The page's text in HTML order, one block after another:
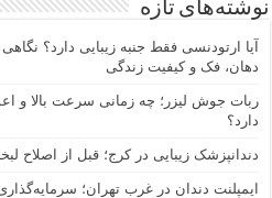
نوشته‌های تازه
آیا ارتودنسی فقط جنبه زیبایی دارد؟
دهان، فک و کیفیت زندگی
ربات جوش لیزر؛ چه زمانی سرعت بالا و
دارد؟
دندانپزشک زیبایی در کرج؛ قبل از اصلاح
ایمپلنت دندان در غرب تهران؛